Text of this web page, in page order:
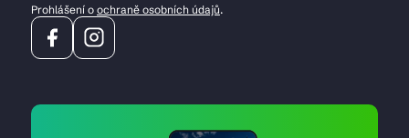
Prohlášení o ochraně osobních údajů.